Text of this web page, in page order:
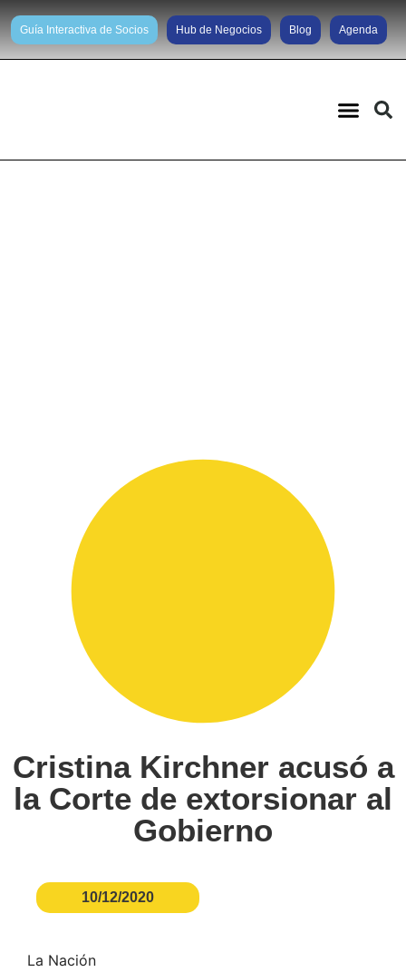
Guía Interactiva de Socios Hub de Negocios Blog Agenda
Cristina Kirchner acusó a
la Corte de extorsionar al
Gobierno
10/12/2020
La Nación